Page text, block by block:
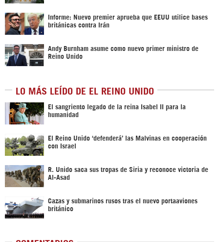
Informe: Nuevo premier aprueba que EEUU utilice bases
británicas contra Irán
Andy Burnham asume como nuevo primer ministro de
Reino Unido
LO MÁS LEÍDO DE EL REINO UNIDO
El sangriento legado de la reina Isabel II para la
humanidad
El Reino Unido ‘defenderá’ las Malvinas en cooperación
con Israel
R. Unido saca sus tropas de Siria y reconoce victoria de
Al-Asad
Cazas y submarinos rusos tras el nuevo portaaviones
británico